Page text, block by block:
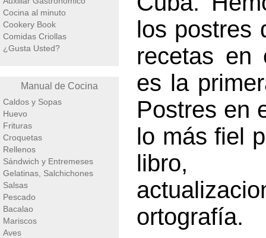
Cocina al minuto
Cookery Book
Comidas Criollas
¿Gusta Usted?
Manual de Cocina
Caldos y Sopas
Huevo
Frituras
Croquetas
Rellenos
Sándwich y Entremeses
Gelatinas, Salchichones
Salsas
Pescado
Bacalao
Mariscos
Aves
los postres
recetas en
es la
Postres en
lo más fiel
libro,
ortografía.